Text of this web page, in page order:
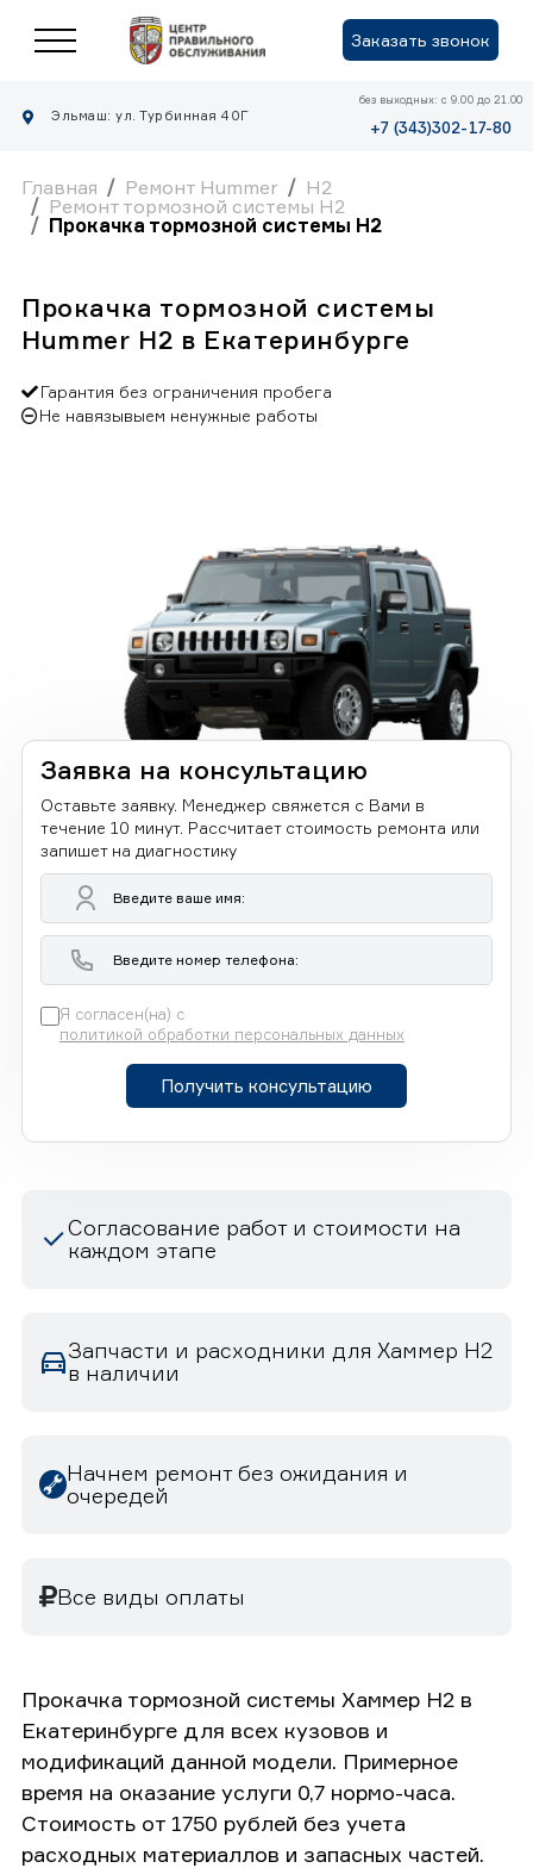
Заказать звонок
Эльмаш: ул. Турбинная 40Г
без выходных: с 9.00 до 21.00
+7 (343)302-17-80
Главная Ремонт Hummer
H2
Ремонт тормозной системы H2
Прокачка тормозной системы H2
Прокачка тормозной системы
Hummer H2 в Екатеринбурге
Гарантия без ограничения пробега
Не навязывыем ненужные работы
Заявка на консультацию
Оставьте заявку. Менеджер свяжется с Вами в
течение 10 минут. Рассчитает стоимость ремонта или
запишет на диагностику
Я согласен(на) с
политикой обработки персональных данных
Получить консультацию
Согласование работ и стоимости на
каждом этапе
Запчасти и расходники для Хаммер H2
в наличии
Начнем ремонт без ожидания и
очередей
Все виды оплаты
Прокачка тормозной системы Хаммер H2 в
Екатеринбурге для всех кузовов и
модификаций данной модели. Примерное
время на оказание услуги 0,7 нормо-часа.
Стоимость от 1750 рублей без учета
расходных материаллов и запасных частей.